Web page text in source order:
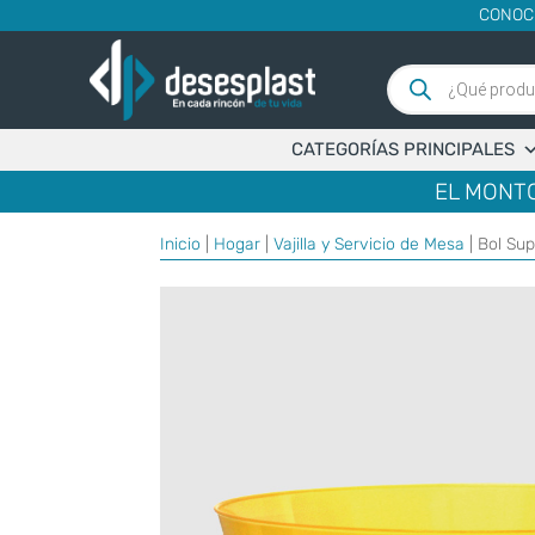
Búsqueda
de
productos
CATEGORÍAS PRINCIPALES
EL
Inicio Hogar |Vajilla y Servicio de Mesa | Bol